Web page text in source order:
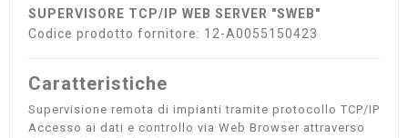
SUPERVISORE TCP/IP WEB SERVER "SWEB"
Codice prodotto fornitore: 12-A0055150423
Caratteristiche
Supervisione remota di impianti tramite protocollo TCP/IP
Accesso ai dati e controllo via Web Browser attraverso